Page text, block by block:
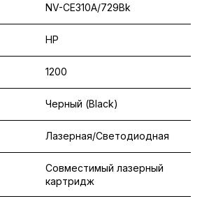
NV-CE310A/729Bk
HP
1200
Черный (Black)
Лазерная/Светодиодная
Совместимый лазерный
картридж